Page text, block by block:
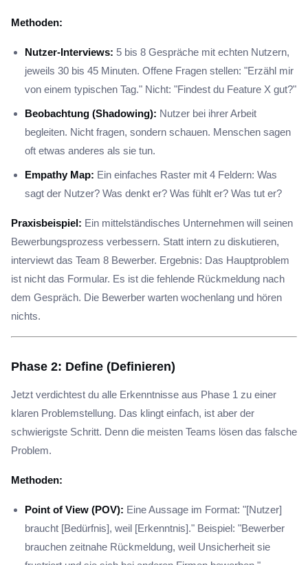
Methoden:
Nutzer-Interviews: 5 bis 8 Gespräche mit echten Nutzern,
jeweils 30 bis 45 Minuten. Offene Fragen stellen: "Erzähl mir
von einem typischen Tag." Nicht: "Findest du Feature X gut?"
Beobachtung (Shadowing): Nutzer bei ihrer Arbeit
begleiten. Nicht fragen, sondern schauen. Menschen sagen
oft etwas anderes als sie tun.
Empathy Map: Ein einfaches Raster mit 4 Feldern: Was
sagt der Nutzer? Was denkt er? Was fühlt er? Was tut er?
Praxisbeispiel: Ein mittelständisches Unternehmen will seinen
Bewerbungsprozess verbessern. Statt intern zu diskutieren,
interviewt das Team 8 Bewerber. Ergebnis: Das Hauptproblem
ist nicht das Formular. Es ist die fehlende Rückmeldung nach
dem Gespräch. Die Bewerber warten wochenlang und hören
nichts.
Phase 2: Define (Definieren)
Jetzt verdichtest du alle Erkenntnisse aus Phase 1 zu einer
klaren Problemstellung. Das klingt einfach, ist aber der
schwierigste Schritt. Denn die meisten Teams lösen das falsche
Problem.
Methoden:
Point of View (POV): Eine Aussage im Format: "[Nutzer]
braucht [Bedürfnis], weil [Erkenntnis]." Beispiel: "Bewerber
brauchen zeitnahe Rückmeldung, weil Unsicherheit sie